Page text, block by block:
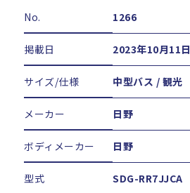
No. 1266
掲載日 2023年10月11日
サイズ/仕様 中型バス / 観光
メーカー 日野
ボディメーカー 日野
型式 SDG-RR7JJCA